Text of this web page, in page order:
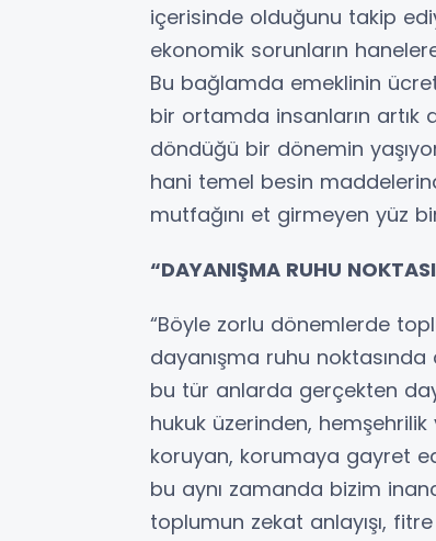
içerisinde olduğunu takip
ekonomik sorunların
Bu bağlamda emeklinin
bir ortamda insanların artık
döndüğü bir dönemin
hani temel besin
mutfağını et girmeyen yüz
“DAYANIŞMA RUHU
“Böyle zorlu dönemlerde
dayanışma ruhu
bu tür anlarda gerçekten
hukuk üzerinden,
koruyan, korumaya gayret
bu aynı zamanda bizim
toplumun zekat anlayışı,